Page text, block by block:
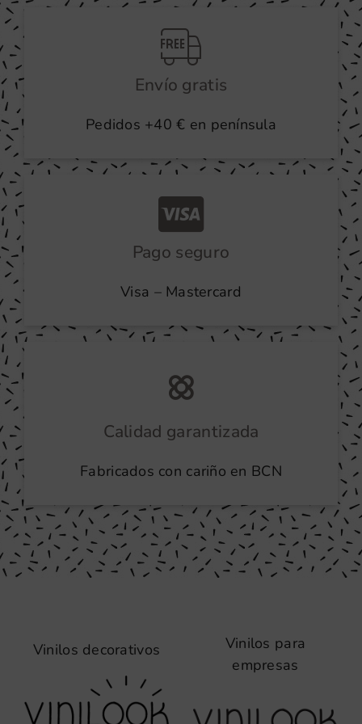
Envío gratis
Pedidos +40 € en península
Pago seguro
Visa – Mastercard
Calidad garantizada
Fabricados con cariño en BCN
Vinilos decorativos
Vinilos para
empresas